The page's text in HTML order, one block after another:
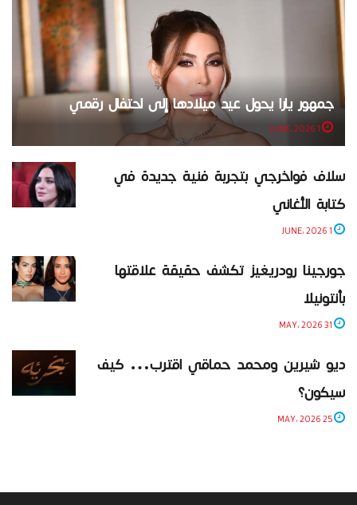
جمهور يارا يحول عيد ميلادها إلى احتفال رقمي
سلاف فواخرجي بتجربة فنية جديدة في
كتابة الأغاني
جورجينا رودريغيز تكشف حقيقة علاقتها
بأنتونيلا
ديو شيرين ومحمد حماقي اقترب… كيف
سيكون؟